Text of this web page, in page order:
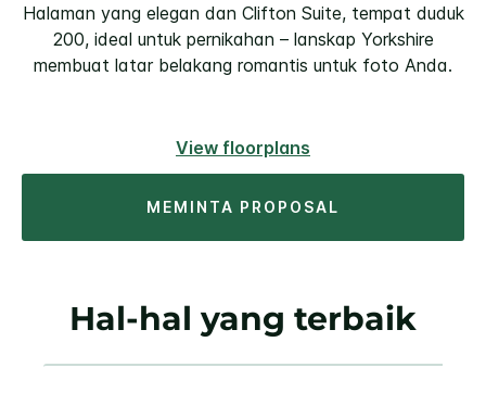
Halaman yang elegan dan Clifton Suite, tempat duduk
200, ideal untuk pernikahan – lanskap Yorkshire
membuat latar belakang romantis untuk foto Anda.
View floorplans
MEMINTA PROPOSAL
Hal-hal yang terbaik